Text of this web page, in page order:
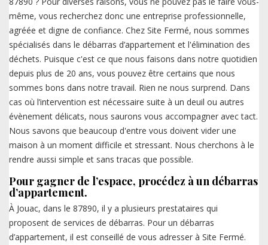
même, vous recherchez donc une entreprise professionnelle,
agréée et digne de confiance. Chez Site Fermé, nous sommes
spécialisés dans le débarras d’appartement et l'élimination des
déchets. Puisque c'est ce que nous faisons dans notre quotidien
depuis plus de 20 ans, vous pouvez être certains que nous
sommes bons dans notre travail. Rien ne nous surprend. Dans
cas où l’intervention est nécessaire suite à un deuil ou autres
évènement délicats, nous saurons vous accompagner avec tact.
Nous savons que beaucoup d'entre vous doivent vider une
maison à un moment difficile et stressant. Nous cherchons à le
rendre aussi simple et sans tracas que possible.
Pour gagner de l’espace, procédez à un débarras
d’appartement.
À Jouac, dans le 87890, il y a plusieurs prestataires qui
proposent de services de débarras. Pour un débarras
d’appartement, il est conseillé de vous adresser à Site Fermé.